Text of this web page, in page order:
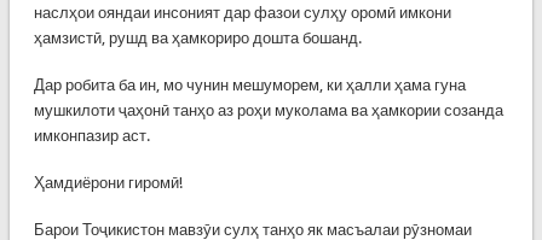
наслҳои ояндаи инсоният дар фазои сулҳу оромӣ имкони
ҳамзистӣ, рушд ва ҳамкориро дошта бошанд.
Дар робита ба ин, мо чунин мешуморем, ки ҳалли ҳама гуна
мушкилоти ҷаҳонӣ танҳо аз роҳи муколама ва ҳамкории созанда
имконпазир аст.
Ҳамдиёрони гиромӣ!
Барои Тоҷикистон мавзӯи сулҳ танҳо як масъалаи рӯзномаи